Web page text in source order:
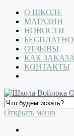
О ШКОЛЕ
МАГАЗИН
НОВОСТИ
БЕСПЛАТНО
ОТЗЫВЫ
КАК
КОНТАКТЫ
Открыть меню